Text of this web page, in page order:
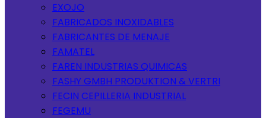
EXOJO
FABRICADOS INOXIDABLES
FABRICANTES DE MENAJE
FAMATEL
FAREN INDUSTRIAS QUIMICAS
FASHY GMBH PRODUKTION & VERTRI
FECIN CEPILLERIA INDUSTRIAL
FEGEMU